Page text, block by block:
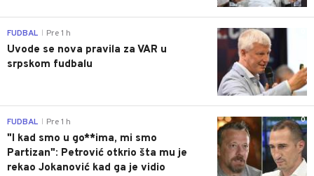
FUDBAL Pre 1 h
Uvode se nova pravila za VAR u
srpskom fudbalu
0
FUDBAL Pre 1 h
"I kad smo u go**ima, mi smo
Partizan": Petrović otkrio šta mu je
rekao Jokanović kad ga je vidio